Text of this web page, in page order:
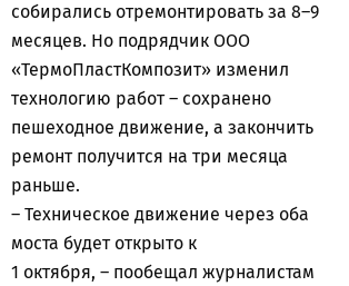
собирались отремонтировать за 8–9
месяцев. Но подрядчик ООО
«ТермоПластКомпозит» изменил
технологию работ – сохранено
пешеходное движение, а закончить
ремонт получится на три месяца
раньше.
– Техническое движение через оба
моста будет открыто к
1 октября, – пообещал журналистам